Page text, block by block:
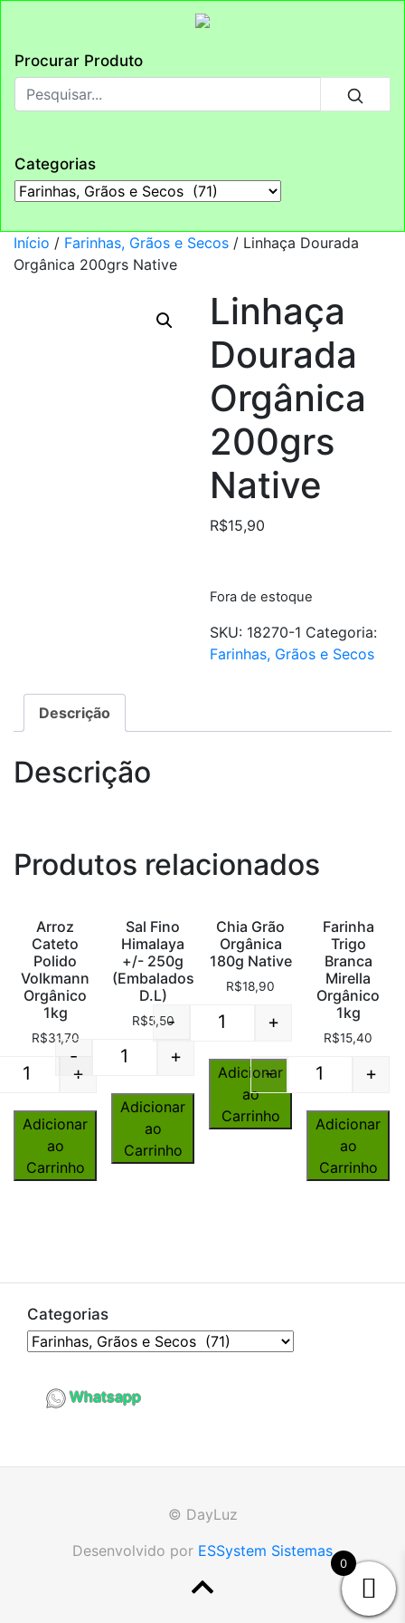
Procurar Produto
Categorias
Início / Farinhas, Grãos e Secos / Linhaça Dourada
Orgânica 200grs Native
Linhaça
Dourada
Orgânica
200grs
Native
R$15,90
Fora de estoque
SKU: 18270-1 Categoria:
Farinhas, Grãos e Secos
Descrição
Descrição
Produtos relacionados
Arroz
Cateto
Polido
Volkmann
Orgânico
1kg
R$31,70
Quantity+
Adicionar
ao
Carrinho
Sal Fino
Himalaya
+/- 250g
(Embalados
D.L)
R$5,50
Quantity
- +
Adicionar
ao
Carrinho
Chia Grão
Orgânica
180g Native
R$18,90
Quantity
- +
Adicionar
ao
Carrinho
Farinha
Trigo
Branca
Mirella
Orgânico
1kg
R$15,40
Quantity
- +
Adicionar
ao
Carrinho
Categorias
Whatsapp
© DayLuz
Desenvolvido por ESSystem Sistemas
0